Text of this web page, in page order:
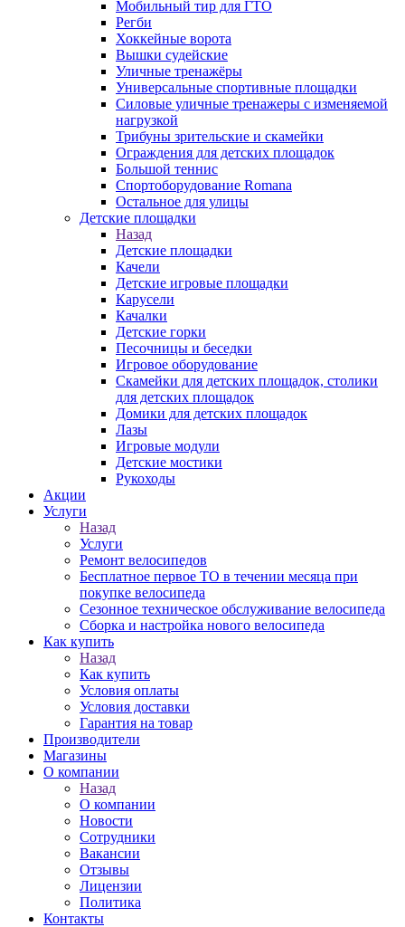
Мобильный тир для ГТО
Регби
Хоккейные ворота
Вышки судейские
Уличные тренажёры
Универсальные спортивные площадки
Силовые уличные тренажеры с изменяемой
нагрузкой
Трибуны зрительские и скамейки
Ограждения для детских площадок
Большой теннис
Спортоборудование Romana
Остальное для улицы
Детские площадки
Назад
Детские площадки
Качели
Детские игровые площадки
Карусели
Качалки
Детские горки
Песочницы и беседки
Игровое оборудование
Скамейки для детских площадок, столики
для детских площадок
Домики для детских площадок
Лазы
Игровые модули
Детские мостики
Рукоходы
Акции
Услуги
Назад
Услуги
Ремонт велосипедов
Бесплатное первое ТО в течении месяца при
покупке велосипеда
Сезонное техническое обслуживание велосипеда
Сборка и настройка нового велосипеда
Как купить
Назад
Как купить
Условия оплаты
Условия доставки
Гарантия на товар
Производители
Магазины
О компании
Назад
О компании
Новости
Сотрудники
Вакансии
Отзывы
Лицензии
Политика
Контакты